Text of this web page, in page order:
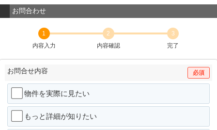
お問合わせ
1
内容入力
2
内容確認
3
完了
お問合せ内容 必須
物件を実際に見たい
もっと詳細が知りたい